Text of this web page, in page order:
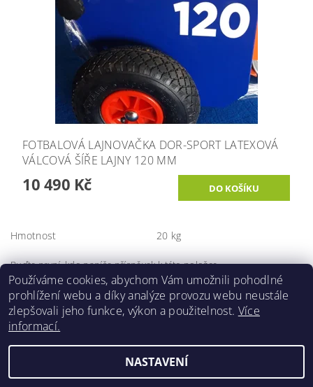
FOTBALOVÁ LAJNOVAČKA DOR-SPORT LATEXOVÁ
VÁLCOVÁ ŠÍŘE LAJNY 120 MM
10 490 Kč
Hmotnost 20 kg
Buďte první, kdo napíše příspěvek k této položce.
Přidat komentář
2026 ©DORSHOP.cz, všechna práva vyhrazenaUpravit nastavení cookies
Používáme cookies, abychom Vám umožnili pohodlné
prohlížení webu a díky analýze provozu webu neustále
zlepšovali jeho funkce, výkon a použitelnost. Více
informací.
NASTAVENÍ